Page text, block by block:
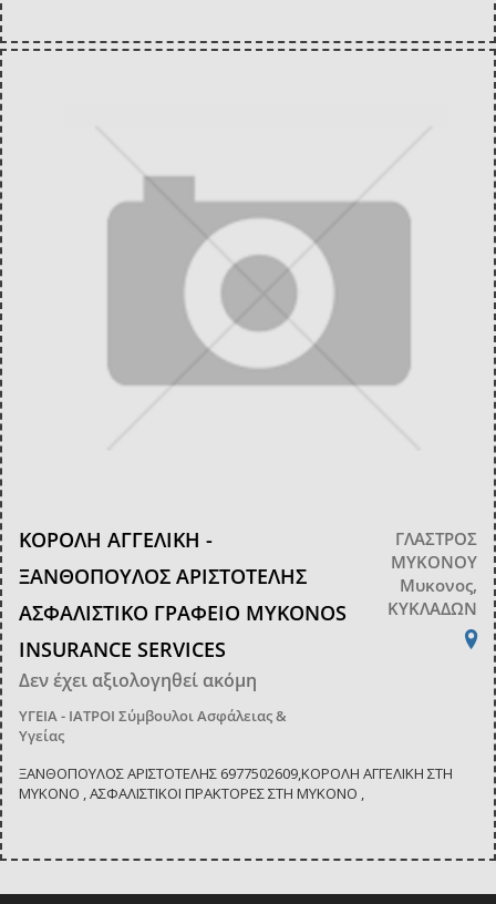
ΚΟΡΟΛΗ ΑΓΓΕΛΙΚΗ -
ΞΑΝΘΟΠΟΥΛΟΣ ΑΡΙΣΤΟΤΕΛΗΣ
ΑΣΦΑΛΙΣΤΙΚΟ ΓΡΑΦΕΙΟ MYKONOS
INSURANCE SERVICES
Δεν έχει αξιολογηθεί ακόμη
ΥΓΕΙΑ - ΙΑΤΡΟΙ Σύμβουλοι Ασφάλειας &
Υγείας
ΓΛΑΣΤΡΟΣ
ΜΥΚΟΝΟΥ
Μυκονος,
ΚΥΚΛΑΔΩΝ
ΞΑΝΘΟΠΟΥΛΟΣ ΑΡΙΣΤΟΤΕΛΗΣ 6977502609,ΚΟΡΟΛΗ ΑΓΓΕΛΙΚΗ ΣΤΗ
ΜΥΚΟΝΟ , ΑΣΦΑΛΙΣΤΙΚΟΙ ΠΡΑΚΤΟΡΕΣ ΣΤΗ ΜΥΚΟΝΟ ,